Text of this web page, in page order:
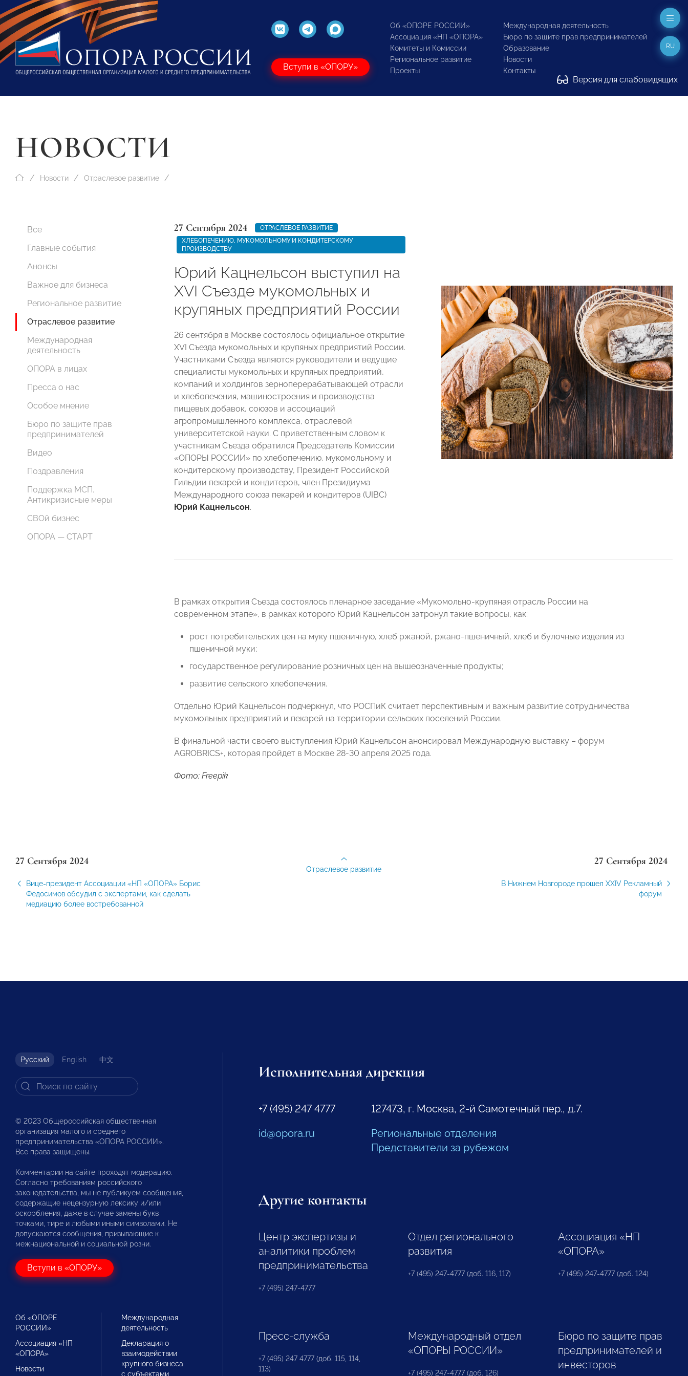
Вступи в «ОПОРУ»
Об «ОПОРЕ РОССИИ»
Ассоциация «НП «ОПОРА»
Комитеты и Комиссии
Региональное развитие
Проекты
Международная деятельность
Бюро по защите прав предпринимателей
Образование
Новости
Контакты
Версия для слабовидящих
RU
НОВОСТИ
Новости Отраслевое развитие
Все
Главные события
Анонсы
Важное для бизнеса
Региональное развитие
Отраслевое развитие
Международная
деятельность
ОПОРА в лицах
Пресса о нас
Особое мнение
Бюро по защите прав
предпринимателей
Видео
Поздравления
Поддержка МСП.
Антикризисные меры
СВОй бизнес
ОПОРА — СТАРТ
27 Сентября 2024
ОТРАСЛЕВОЕ РАЗВИТИЕ
ХЛЕБОПЕЧЕНИЮ, МУКОМОЛЬНОМУ И КОНДИТЕРСКОМУ
ПРОИЗВОДСТВУ
Юрий Кацнельсон выступил на
XVI Съезде мукомольных и
крупяных предприятий России
26 сентября в Москве состоялось официальное открытие
XVI Съезда мукомольных и крупяных предприятий России.
Участниками Съезда являются руководители и ведущие
специалисты мукомольных и крупяных предприятий,
компаний и холдингов зерноперерабатывающей отрасли
и хлебопечения, машиностроения и производства
пищевых добавок, союзов и ассоциаций
агропромышленного комплекса, отраслевой
университетской науки. С приветственным словом к
участникам Съезда обратился Председатель Комиссии
«ОПОРЫ РОССИИ» по хлебопечению, мукомольному и
кондитерскому производству, Президент Российской
Гильдии пекарей и кондитеров, член Президиума
Международного союза пекарей и кондитеров (UIBC)
Юрий Кацнельсон.
В рамках открытия Съезда состоялось пленарное заседание «Мукомольно-крупяная отрасль России на
современном этапе», в рамках которого Юрий Кацнельсон затронул такие вопросы, как:
рост потребительских цен на муку пшеничную, хлеб ржаной, ржано-пшеничный, хлеб и булочные изделия из
пшеничной муки;
государственное регулирование розничных цен на вышеозначенные продукты;
развитие сельского хлебопечения.
Отдельно Юрий Кацнельсон подчеркнул, что РОСПиК считает перспективным и важным развитие сотрудничества
мукомольных предприятий и пекарей на территории сельских поселений России.
В финальной части своего выступления Юрий Кацнельсон анонсировал Международную выставку – форум
AGROBRICS+, которая пройдет в Москве 28-30 апреля 2025 года.
Фото: Freepik
27 Сентября 2024
Вице-президент Ассоциации «НП «ОПОРА» Борис
Федосимов обсудил с экспертами, как сделать
медиацию более востребованной
27 Сентября 2024
В Нижнем Новгороде прошел ХХIV Рекламный
форум
Отраслевое развитие
Русский English 中文
© 2023 Общероссийская общественная
организация малого и среднего
предпринимательства «ОПОРА РОССИИ».
Все права защищены.
Комментарии на сайте проходят модерацию.
Согласно требованиям российского
законодательства, мы не публикуем сообщения,
содержащие нецензурную лексику и/или
оскорбления, даже в случае замены букв
точками, тире и любыми иными символами. Не
допускаются сообщения, призывающие к
межнациональной и социальной розни.
Вступи в «ОПОРУ»
Об «ОПОРЕ
РОССИИ»
Ассоциация «НП
«ОПОРА»
Новости
Международная
деятельность
Декларация о
взаимодействии
крупного бизнеса
с субъектами
Исполнительная дирекция
+7 (495) 247 4777
id@opora.ru
127473, г. Москва, 2-й Самотечный пер., д.7.
Региональные отделения
Представители за рубежом
Другие контакты
Центр экспертизы и
аналитики проблем
предпринимательства
+7 (495) 247-4777
Отдел регионального
развития
+7 (495) 247-4777 (доб. 116, 117)
Ассоциация «НП
«ОПОРА»
+7 (495) 247-4777 (доб. 124)
Пресс-служба
+7 (495) 247 4777 (доб. 115, 114,
113)
Международный отдел
«ОПОРЫ РОССИИ»
+7 (495) 247-4777 (доб. 126)
Бюро по защите прав
предпринимателей и
инвесторов